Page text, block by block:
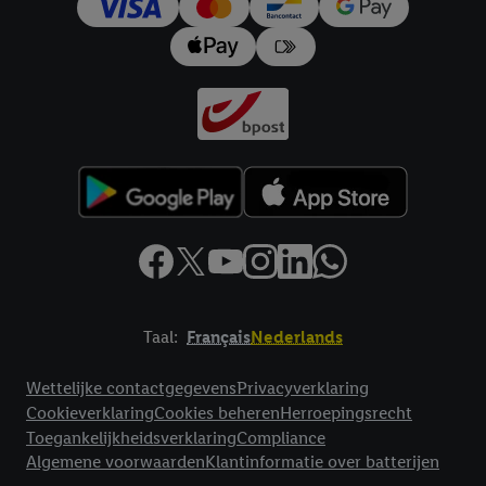
Taal: FrançaisNederlands
Wettelijke contactgegevensPrivacyverklaring
CookieverklaringCookies beherenHerroepingsrecht
ToegankelijkheidsverklaringCompliance
Algemene voorwaardenKlantinformatie over batterijen
impressum hier.